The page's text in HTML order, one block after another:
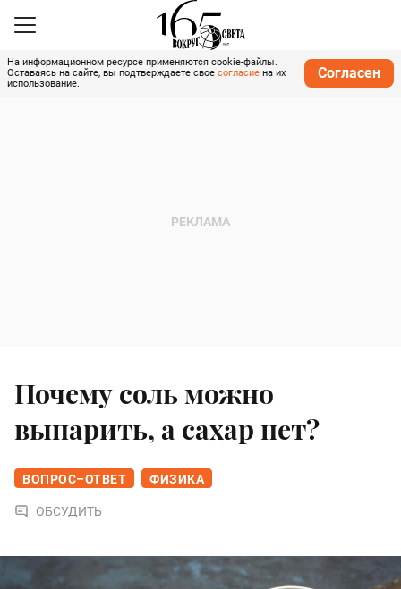
На информационном ресурсе применяются cookie-файлы.
Оставаясь на сайте, вы подтверждаете свое согласие на их
использование.
Согласен
Почему соль можно
выпарить, а сахар нет?
ВОПРОС–ОТВЕТ ФИЗИКА
ОБСУДИТЬ